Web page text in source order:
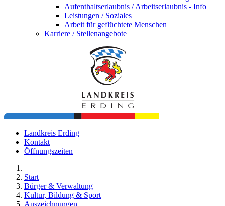
Aufenthaltserlaubnis / Arbeitserlaubnis - Info
Leistungen / Soziales
Arbeit für geflüchtete Menschen
Karriere / Stellenangebote
Landkreis Erding
Kontakt
Öffnungszeiten
Start
Bürger & Verwaltung
Kultur, Bildung & Sport
Auszeichnungen